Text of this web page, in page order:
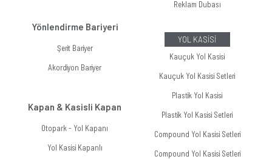
Yönlendirme Bariyeri
Şerit Bariyer
Akordiyon Bariyer
Kapan & Kasisli Kapan
Otopark - Yol Kapanı
Yol Kasisi Kapanlı
Reklam Dubası
YOL KASİSİ
Kauçuk Yol Kasisi
Kauçuk Yol Kasisi Setleri
Plastik Yol Kasisi
Plastik Yol Kasisi Setleri
Compound Yol Kasisi Setleri
Compound Yol Kasisi Setleri